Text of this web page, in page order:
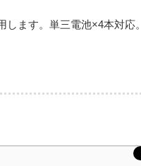
ます。単三電池×4本対応。